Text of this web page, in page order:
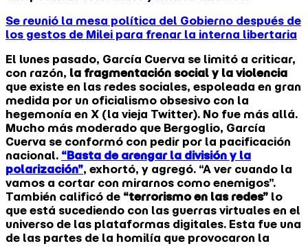
Se reunió la mesa política del Gobierno después de
los gestos de Milei para frenar la interna libertaria
El lunes pasado, García Cuerva se limitó a criticar,
con razón, la fragmentación social y la violencia
que existe en las redes sociales, espoleada en gran
medida por un oficialismo obsesivo con la
hegemonía en X (la vieja Twitter). No fue más allá.
Mucho más moderado que Bergoglio, García
Cuerva se conformó con pedir por la pacificación
nacional. “Basta de arengar la división y la
polarización”, exhortó, y agregó. “A ver cuando la
vamos a cortar con mirarnos como enemigos”.
También calificó de “terrorismo en las redes” lo
que está sucediendo con las guerras virtuales en el
universo de las plataformas digitales. Esta fue una
de las partes de la homilía que provocaron la